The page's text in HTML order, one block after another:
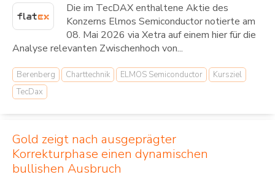
Die im TecDAX enthaltene Aktie des
Konzerns Elmos Semiconductor notierte am
08. Mai 2026 via Xetra auf einem hier für die
Analyse relevanten Zwischenhoch von...
Berenberg Charttechnik ELMOS Semiconductor
Kursziel
TecDax
Gold zeigt nach ausgeprägter
Korrekturphase einen dynamischen
bullishen Ausbruch